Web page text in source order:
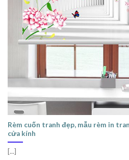
Rèm cuốn tranh đẹp, mẫu rèm in
cửa kính
[...]